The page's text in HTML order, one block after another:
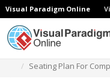
Visual Paradigm Online
Seating Plan For